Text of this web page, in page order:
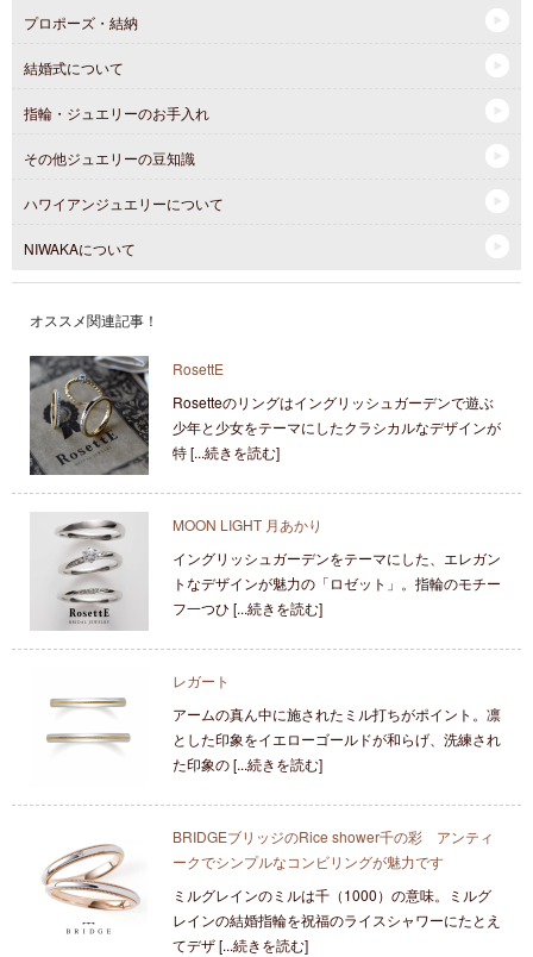
プロポーズ・結納
結婚式について
指輪・ジュエリーのお手入れ
その他ジュエリーの豆知識
ハワイアンジュエリーについて
NIWAKAについて
オススメ関連記事！
RosettE
Rosetteのリングはイングリッシュガーデンで遊ぶ
少年と少女をテーマにしたクラシカルなデザインが
特 [...続きを読む]
MOON LIGHT 月あかり
イングリッシュガーデンをテーマにした、エレガン
トなデザインが魅力の「ロゼット」。指輪のモチー
フ一つひ [...続きを読む]
レガート
アームの真ん中に施されたミル打ちがポイント。凛
とした印象をイエローゴールドが和らげ、洗練され
た印象の [...続きを読む]
BRIDGEブリッジのRice shower千の彩 アンティ
ークでシンプルなコンビリングが魅力です
ミルグレインのミルは千（1000）の意味。ミルグ
レインの結婚指輪を祝福のライスシャワーにたとえ
てデザ [...続きを読む]